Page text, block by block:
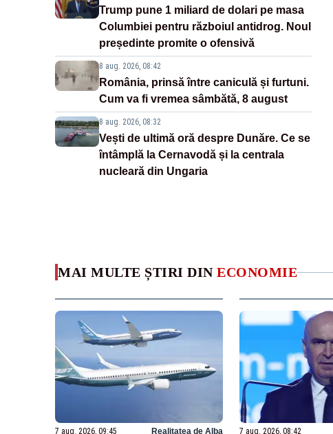
Trump pune 1 miliard de dolari pe masa
Columbiei pentru războiul antidrog. Noul
președinte promite o ofensivă
8 aug. 2026, 08:42
România, prinsă între caniculă și furtuni.
Cum va fi vremea sâmbătă, 8 august
8 aug. 2026, 08:32
Vești de ultimă oră despre Dunăre. Ce se
întâmplă la Cernavodă și la centrala
nucleară din Ungaria
MAI MULTE ȘTIRI DIN ECONOMIE
7 aug. 2026, 09:45 Realitatea de Alba 7 aug. 2026, 08:42